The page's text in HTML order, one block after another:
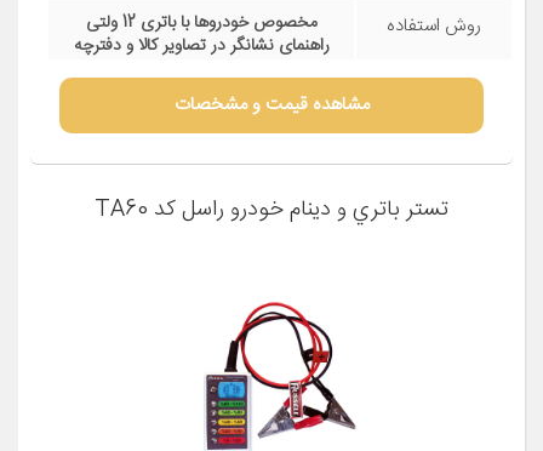
روش استفاده
مخصوص خودروها با باتری 12 ولتی
راهنمای نشانگر در تصاویر کالا و دفترچه
مشاهده قیمت و مشخصات
تستر باتري و دينام خودرو راسل كد TA60